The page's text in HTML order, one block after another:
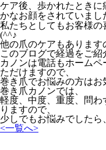
ケア後、歩かれたとき
かなお顔をされていまし
私たちとしてもお客様
(^^♪
他の爪のケアもあります
このブログで経過をご紹
カノンは電話もホーム
ただけますので、
巻き爪でお悩みの方は
巻き爪カノンでは、
軽度、中度、重度、問わ
りますので、
少しでもお悩みでした
<一覧へ>